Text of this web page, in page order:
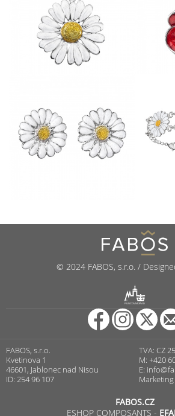
© 2024 FABOS, s.r.o. /
PUNCOVNÍ ÚŘAD
FABOS, s.r.o.
Kvetinova 1
46601, Jablonec nad Nisou
ID: 254 96 107
TVA: CZ
M: +420
E:
FABOS.CZ
ESHOP COMPOSANTS -